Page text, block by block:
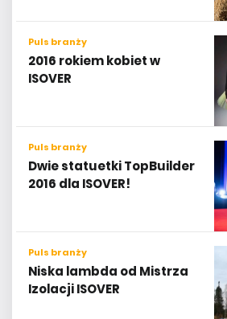
Puls branży
2016 rokiem kobiet w
ISOVER
Puls branży
Dwie statuetki TopBuilder
2016 dla ISOVER!
Puls branży
Niska lambda od Mistrza
Izolacji ISOVER